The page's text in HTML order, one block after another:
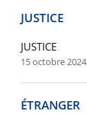
JUSTICE
JUSTICE
15 octobre 2024
ÉTRANGER